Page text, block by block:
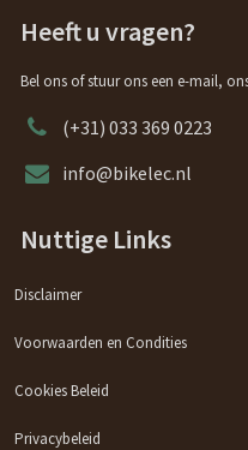
Heeft u vragen?
Bel ons of stuur ons een e-mail,
(+31) 033 369 0223
info@bikelec.nl
Nuttige Links
Disclaimer
Voorwaarden en Condities
Cookies Beleid
Privacybeleid